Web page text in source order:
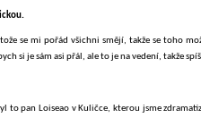
se mi pořád všichni smějí, takže se toho
si je sám asi přál, ale to je na vedení, takže
to pan Loiseao v Kuličce, kterou jsme